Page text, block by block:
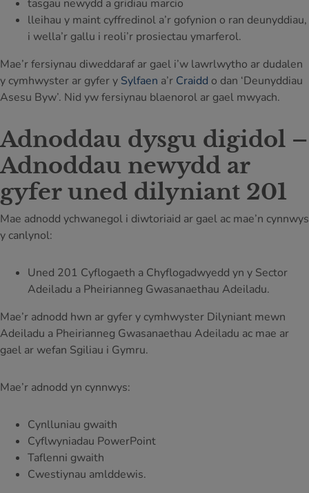
tasgau newydd a gridiau marcio
lleihau y maint cyffredinol a’r gofynion o ran deunyddiau,
i wella’r gallu i reoli’r prosiectau ymarferol.
Mae’r fersiynau diweddaraf ar gael i’w lawrlwytho ar dudalen
y cymhwyster ar gyfer y Sylfaen a’r Craidd o dan ‘Deunyddiau
Asesu Byw’. Nid yw fersiynau blaenorol ar gael mwyach.
Adnoddau dysgu digidol –
Adnoddau newydd ar
gyfer uned dilyniant 201
Mae adnodd ychwanegol i diwtoriaid ar gael ac mae’n cynnwys
y canlynol:
Uned 201 Cyflogaeth a Chyflogadwyedd yn y Sector
Adeiladu a Pheirianneg Gwasanaethau Adeiladu.
Mae’r adnodd hwn ar gyfer y cymhwyster Dilyniant mewn
Adeiladu a Pheirianneg Gwasanaethau Adeiladu ac mae ar
gael ar wefan Sgiliau i Gymru.
Mae’r adnodd yn cynnwys:
Cynlluniau gwaith
Cyflwyniadau PowerPoint
Taflenni gwaith
Cwestiynau amlddewis.